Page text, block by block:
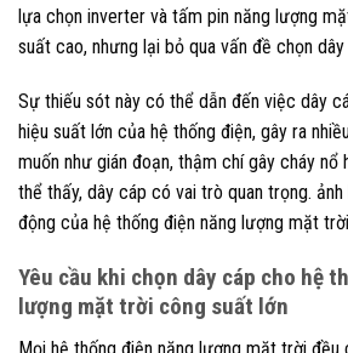
lựa chọn inverter và tấm pin năng lượng
suất cao, nhưng lại bỏ qua vấn đề chọn dây
Sự thiếu sót này có thể dẫn đến việc dây
hiệu suất lớn của hệ thống điện, gây ra
muốn như gián đoạn, thậm chí gây cháy nổ
thể thấy, dây cáp có vai trò quan trọng.
động của hệ thống điện năng lượng mặt
Yêu cầu khi chọn dây cáp cho hệ
lượng mặt trời công suất lớn